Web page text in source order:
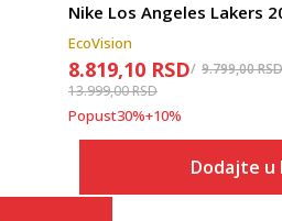
EcoVision
8.819,10 RSD 9.799,00RSD
13.999,00RSD
Popust30%+10%
Dodajte u